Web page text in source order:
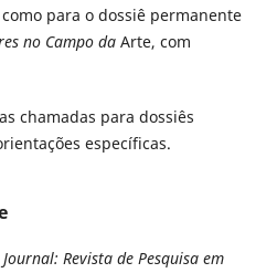
para o dossiê permanente
no Campo daArte, com
chamadas para dossiês
específicas.
Journal: Revista de Pesquisa em